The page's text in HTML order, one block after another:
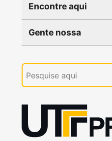
Encontre aqui
Gente nossa